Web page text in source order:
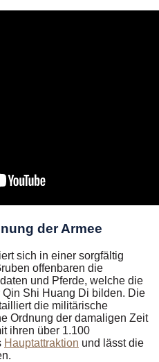
der Armee
sich in einer sorgfältig
offenbaren die
und Pferde, welche die
Shi Huang Di bilden. Die
die militärische
Ordnung der damaligen Zeit
ihren über 1.100
Hauptattraktion und lässt die